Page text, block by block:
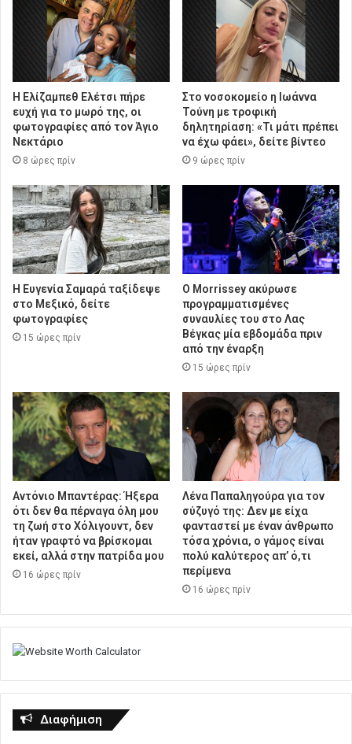
Η Ελίζαμπεθ Ελέτσι πήρε
ευχή για το μωρό της, οι
φωτογραφίες από τον Άγιο
Νεκτάριο
8 ώρες πρίν
Στο νοσοκομείο η Ιωάννα
Τούνη με τροφική
δηλητηρίαση: «Τι μάτι πρέπει
να έχω φάει», δείτε βίντεο
9 ώρες πρίν
Η Ευγενία Σαμαρά ταξίδεψε
στο Μεξικό, δείτε
φωτογραφίες
15 ώρες πρίν
Ο Morrissey ακύρωσε
προγραμματισμένες
συναυλίες του στο Λας
Βέγκας μία εβδομάδα πριν
από την έναρξη
15 ώρες πρίν
Αντόνιο Μπαντέρας: Ήξερα
ότι δεν θα πέρναγα όλη μου
τη ζωή στο Χόλιγουντ, δεν
ήταν γραφτό να βρίσκομαι
εκεί, αλλά στην πατρίδα μου
16 ώρες πρίν
Λένα Παπαληγούρα για τον
σύζυγό της: Δεν με είχα
φανταστεί με έναν άνθρωπο
τόσα χρόνια, ο γάμος είναι
πολύ καλύτερος απ’ ό,τι
περίμενα
16 ώρες πρίν
Διαφήμιση